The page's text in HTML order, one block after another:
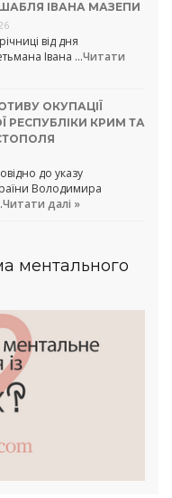
ІВАНА МАЗЕПИ
від дня
Івана …Читати
ОКУПАЦІЇ
РЕСПУБЛІКИ КРИМ ТА
до указу
Володимира
Читати далі »
ментального